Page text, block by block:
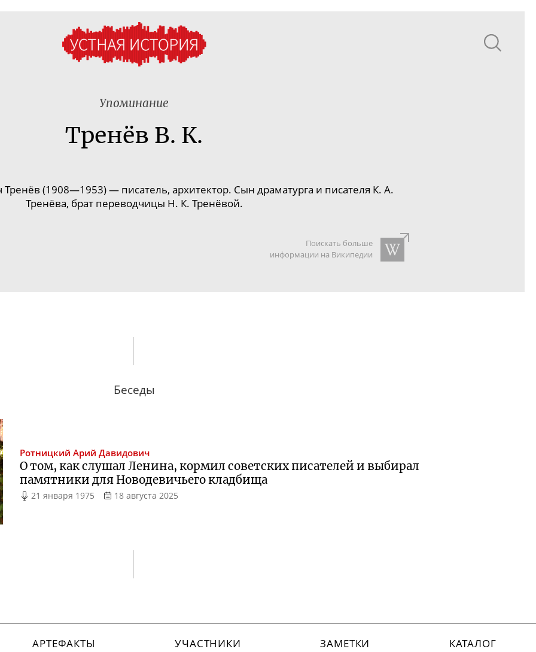
Упоминание
Тренёв В. К.
(1908—1953) — писатель, архитектор. Сын драматурга и писателя К. А.
Тренёва, брат переводчицы Н. К. Тренёвой.
Поискать больше
информации на Википедии
Беседы
Ротницкий Арий Давидович
О том, как слушал Ленина, кормил советских писателей и выбирал
памятники для Новодевичьего кладбища
21 января 1975 18 августа 2025
АРТЕФАКТЫ УЧАСТНИКИ ЗАМЕТКИ КАТАЛОГ